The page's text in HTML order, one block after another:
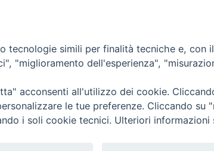
tecnologie simili per finalità tecniche e, con
"miglioramento dell'esperienza",
acconsenti all'utilizzo dei cookie.
le tue preferenze. Cliccando
i soli cookie tecnici. Ulteriori informazioni